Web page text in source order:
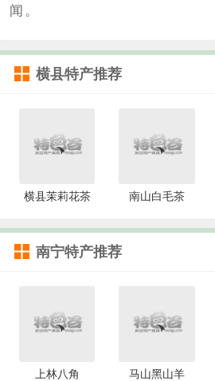
闻。
横县特产推荐
横县茉莉花茶 南山白毛茶
南宁特产推荐
上林八角 马山黑山羊